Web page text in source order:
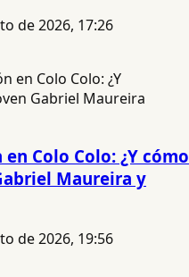
de 2026, 17:26
Colo Colo: ¿Y cómo
Maureira y
de 2026, 19:56